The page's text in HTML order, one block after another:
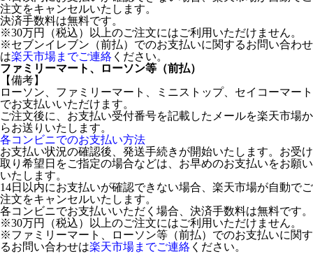
注文をキャンセルいたします。
決済手数料は無料です。
※30万円（税込）以上のご注文にはご利用いただけません。
※セブンイレブン（前払）でのお支払いに関するお問い合わせ
は楽天市場までご連絡 ください。
ファミリーマート、ローソン等（前払）
【備考】
ローソン、ファミリーマート、ミニストップ、セイコーマート
でお支払いいただけます。
ご注文後に、お支払い受付番号を記載したメールを楽天市場か
らお送りいたします。
各コンビニでのお支払い方法
お支払い状況の確認後、発送手続きが開始いたします。お受け
取り希望日をご指定の場合などは、お早めのお支払いをお願い
いたします。
14日以内にお支払いが確認できない場合、楽天市場が自動でご
注文をキャンセルいたします。
各コンビニでお支払いいただく場合、決済手数料は無料です。
※30万円（税込）以上のご注文にはご利用いただけません。
※ファミリーマート、ローソン等（前払）でのお支払いに関す
るお問い合わせは楽天市場までご連絡 ください。